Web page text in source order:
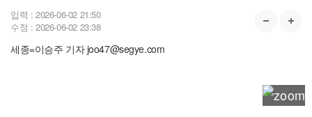
입력 : 2026-06-02 21:50
수정 : 2026-06-02 23:38
세종=이승주 기자 joo47@segye.com